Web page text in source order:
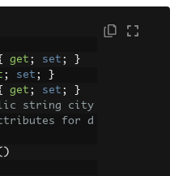
get ; set ;
}
; set ;
}
get ; set ;
}
string city
for d